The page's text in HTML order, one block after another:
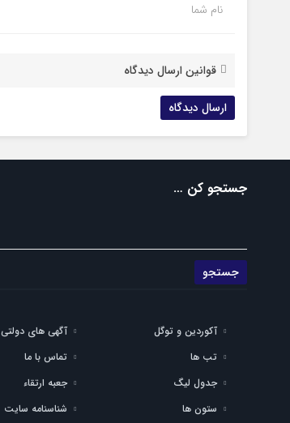
نام شما
قوانین ارسال دیدگاه
جستجو کن …
آکوردین و توگل آگهی های دولتی
تب ها
تماس با ما
جدول لیگ
جعبه ارتقاء
ستون ها
شناسنامه سایت